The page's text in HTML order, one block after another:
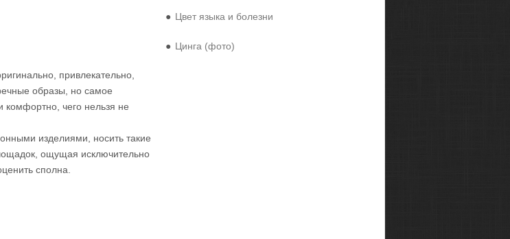
привлекательно,
образы, но самое
комфортно, чего нельзя не
изделиями, носить такие
ощущая исключительно
сполна.
● Цвет языка и болезни
● Цинга (фото)